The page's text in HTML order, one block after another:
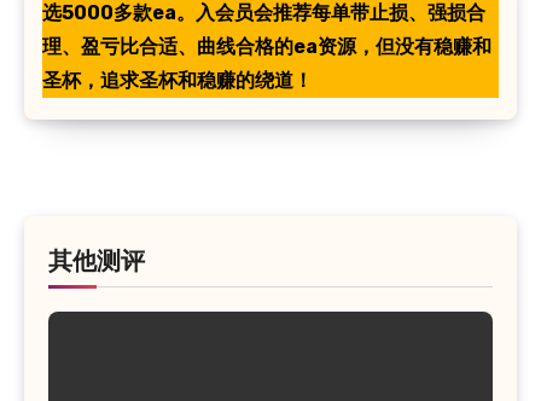
选5000多款ea。入会员会推荐每单带止损、强损合
理、盈亏比合适、曲线合格的ea资源，但没有稳赚和
圣杯，追求圣杯和稳赚的绕道！
其他测评